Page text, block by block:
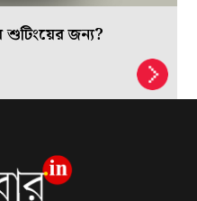
শুটিংয়ের জন্য?